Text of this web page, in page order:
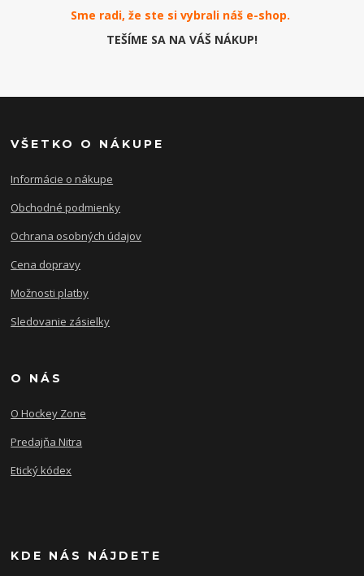
Sme radi, že ste si vybrali náš e-shop.
TEŠÍME SA NA VÁŠ NÁKUP!
VŠETKO O NÁKUPE
Informácie o nákupe
Obchodné podmienky
Ochrana osobných údajov
Cena dopravy
Možnosti platby
Sledovanie zásielky
O NÁS
O Hockey Zone
Predajňa Nitra
Etický kódex
KDE NÁS NÁJDETE